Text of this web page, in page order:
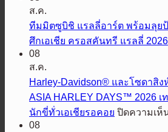
ส.ค.
ทีมมิตซูบิชิ แรลลี่อาร์ต พร้อมลุย
ศึกเอเชีย ครอสคันทรี แรลลี่ 2026
08
ส.ค.
Harley-Davidson® และโซดาสิ
ASIA HARLEY DAYS™ 2026
นักขี่ทั่วเอเชียรอคอย ปิดความเห็
08